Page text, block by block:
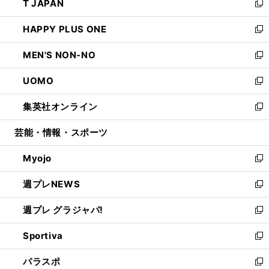
く
で
開
く
ド
ウ
で
開
く
ィ
ン
ド
ウ
で
開
く
い
ウ
ィ
ン
ド
ウ
で
開
く
T JAPAN
新
し
い
ウ
ィ
ン
ド
ウ
で
開
HAPPY PLUS ONE
新
し
い
ウ
ィ
ン
ド
ウ
開
く
MEN'S NON-NO
新
し
い
ウ
ィ
ン
ウ
で
開
く
UOMO
新
し
い
ウ
ン
ド
ウ
で
開
く
集英社オンライン
新
し
ウ
ィ
ン
ド
ウ
で
開
く
芸能・情報・スポーツ
Myojo
新
し
い
ウ
ィ
ン
ド
ウ
で
週プレNEWS
新
し
い
ウ
ィ
ン
ド
週プレ グラジャパ!
新
し
い
ウ
ィ
Sportiva
新
し
い
パラスポ 新